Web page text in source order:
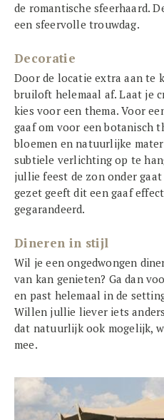
de romantische sfeerhaard.
een sfeervolle trouwdag.
Decoratie
Door de locatie extra aan te
bruiloft helemaal af. Laat je
kies voor een thema. Voor
gaaf om voor een botanisch
bloemen en natuurlijke
subtiele verlichting op te
jullie feest de zon onder
gezet geeft dit een gaaf
gegarandeerd.
Dineren in stijl
Wil je een ongedwongen
van kan genieten? Ga dan
en past helemaal in de
Willen jullie liever iets
dat natuurlijk ook mogelijk,
mee.